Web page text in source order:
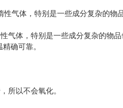
气体，特别是一些成分复杂的物
体，特别是一些成分复杂的物
确可靠。
所以不会氧化。